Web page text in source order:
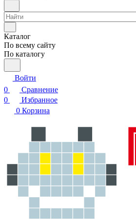
Каталог
По всему сайту
По каталогу
Войти
0
Сравнение
0
Избранное
0 Корзина